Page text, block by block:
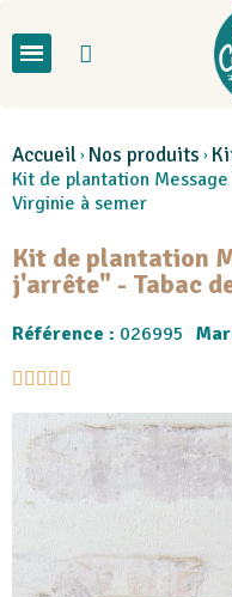
Accueil Nos produits
Kit de plantation
Virginie à semer
Kit de plantation
j'arrête" - Tabac
Référence : 026995
    